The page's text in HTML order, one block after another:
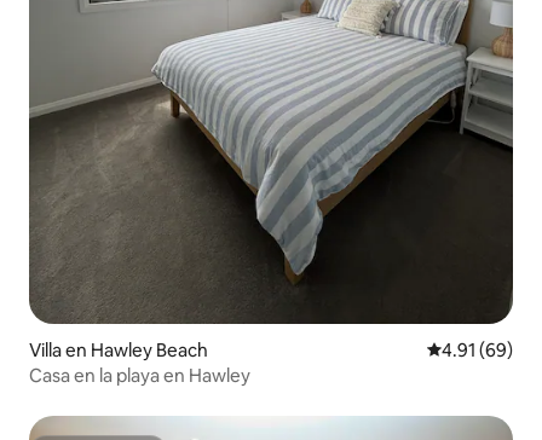
Villa en Hawley Beach Calificación
4.91 (69)
Casa en la playa en Hawley